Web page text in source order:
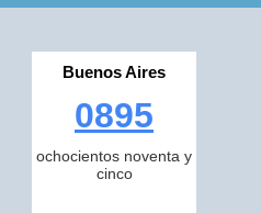
Buenos Aires
0895
ochocientos noventa y
cinco